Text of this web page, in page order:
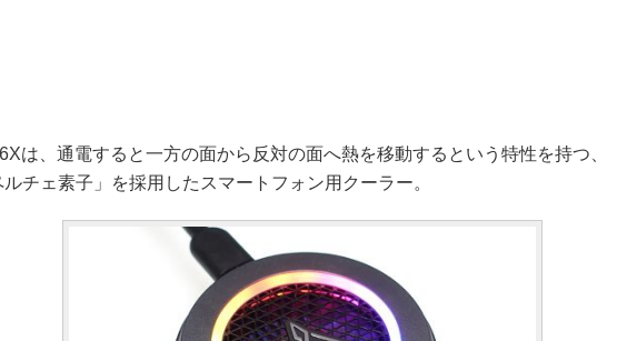
は、通電すると一方の面から反対の面へ熱を移動するという特性を持つ、
ルチェ素子」を採用したスマートフォン用クーラー。